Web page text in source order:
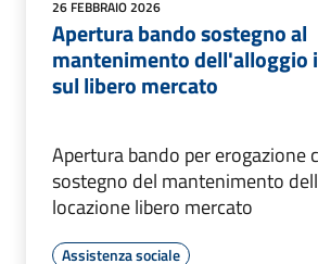
26 FEBBRAIO 2026
Apertura bando sostegno al
mantenimento dell'alloggio
sul libero mercato
Apertura bando per erogazione
sostegno del mantenimento
locazione libero mercato
Assistenza sociale